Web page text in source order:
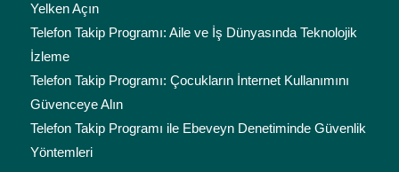
Yelken Açın
Telefon Takip Programı: Aile ve İş Dünyasında Teknolojik
İzleme
Telefon Takip Programı: Çocukların İnternet Kullanımını
Güvenceye Alın
Telefon Takip Programı ile Ebeveyn Denetiminde Güvenlik
Yöntemleri